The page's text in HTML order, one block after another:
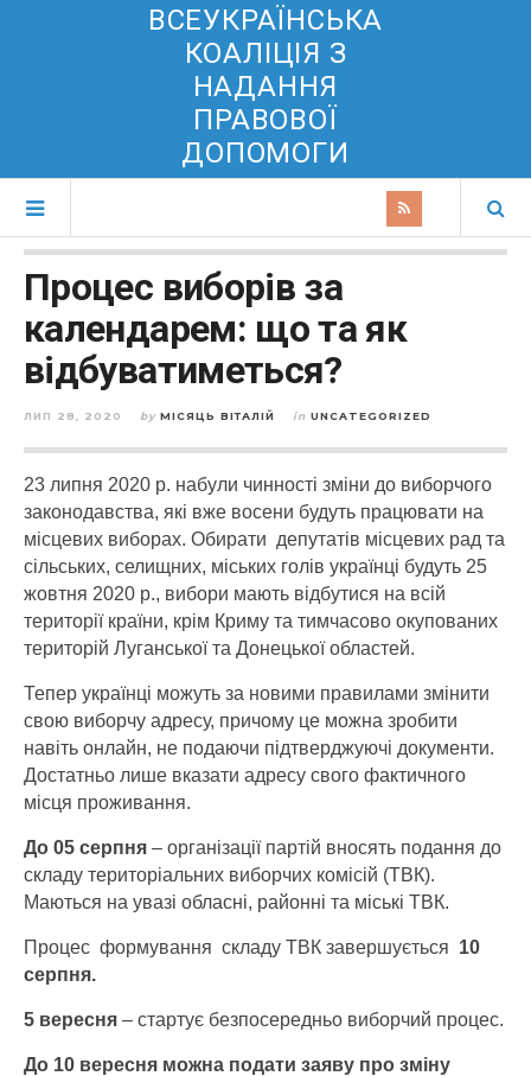
ВСЕУКРАЇНСЬКА
КОАЛІЦІЯ З
НАДАННЯ
ПРАВОВОЇ
ДОПОМОГИ
Процес виборів за
календарем: що та як
відбуватиметься?
ЛИП 28, 2020 by МІСЯЦЬ ВІТАЛІЙ in UNCATEGORIZED
23 липня 2020 р. набули чинності зміни до виборчого
законодавства, які вже восени будуть працювати на
місцевих виборах. Обирати депутатів місцевих рад та
сільських, селищних, міських голів українці будуть 25
жовтня 2020 р., вибори мають відбутися на всій
території країни, крім Криму та тимчасово окупованих
територій Луганської та Донецької областей.
Тепер українці можуть за новими правилами змінити
свою виборчу адресу, причому це можна зробити
навіть онлайн, не подаючи підтверджуючі документи.
Достатньо лише вказати адресу свого фактичного
місця проживання.
До 05 серпня – організації партій вносять подання до
складу територіальних виборчих комісій (ТВК).
Маються на увазі обласні, районні та міські ТВК.
Процес формування складу ТВК завершується 10
серпня.
5 вересня – стартує безпосередньо виборчий процес.
До 10 вересня можна подати заяву про зміну